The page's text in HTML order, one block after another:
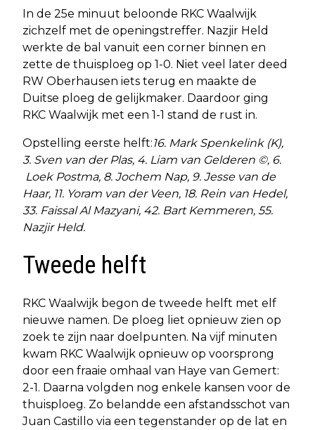
In de 25e minuut beloonde RKC Waalwijk
zichzelf met de openingstreffer. Nazjir Held
werkte de bal vanuit een corner binnen en
zette de thuisploeg op 1-0. Niet veel later deed
RW Oberhausen iets terug en maakte de
Duitse ploeg de gelijkmaker. Daardoor ging
RKC Waalwijk met een 1-1 stand de rust in.
Opstelling eerste helft:16. Mark Spenkelink (K),
3. Sven van der Plas, 4. Liam van Gelderen ©, 6.
Loek Postma, 8. Jochem Nap, 9. Jesse van de
Haar, 11. Yoram van der Veen, 18. Rein van Hedel,
33. Faissal Al Mazyani, 42. Bart Kemmeren, 55.
Nazjir Held.
Tweede helft
RKC Waalwijk begon de tweede helft met elf
nieuwe namen. De ploeg liet opnieuw zien op
zoek te zijn naar doelpunten. Na vijf minuten
kwam RKC Waalwijk opnieuw op voorsprong
door een fraaie omhaal van Haye van Gemert:
2-1. Daarna volgden nog enkele kansen voor de
thuisploeg. Zo belandde een afstandsschot van
Juan Castillo via een tegenstander op de lat en